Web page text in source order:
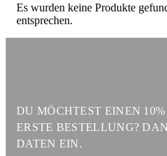
Es wurden keine Produkte
entsprechen.
DU MÖCHTEST EINEN
ERSTE BESTELLUNG?
DATEN EIN.